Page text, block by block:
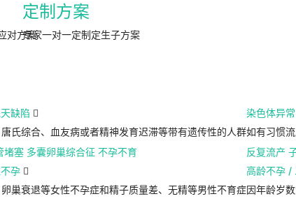
对方案
定制方案
专家一对一定制定生子方案
缺陷 
氏综合、血友病或者精神发育迟滞等带有遗传性的人群
堵塞 多囊卵巢综合征 不孕不育
孕 
巢衰退等女性不孕症和精子质量差、无精等男性不育症
染色体异
如有习惯
反复流产
高龄不孕 /
因年龄岁